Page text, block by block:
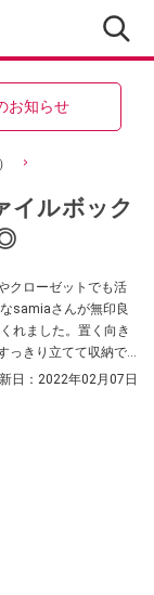
お知らせ
イルボック
クローゼットでも活
samiaさんが無印良
れました。置く向き
っきり立てて収納で
ですよ！
日： 2022年02月07日